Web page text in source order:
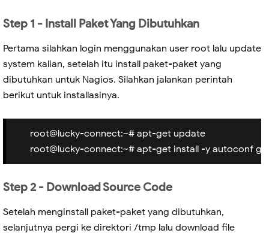
Step 1 - Install Paket Yang Dibutuhkan
Pertama silahkan login menggunakan user root lalu update
system kalian, setelah itu install paket-paket yang
dibutuhkan untuk Nagios. Silahkan jalankan perintah
berikut untuk installasinya.
root@lucky-connect:~# apt-get update
root@lucky-connect:~# apt-get install -y autoconf
Step 2 - Download Source Code
Setelah menginstall paket-paket yang dibutuhkan,
selanjutnya pergi ke direktori /tmp lalu download file